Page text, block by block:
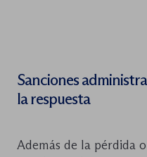
Sanciones
la respuesta
Además de la pérdida